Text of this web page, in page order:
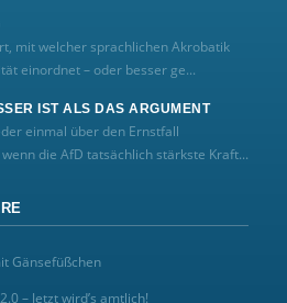
mit welcher sprachlichen Akrobatik
einordnet – oder besser ge...
IST ALS DAS ARGUMENT
einmal über den Ernstfall
die AfD tatsächlich stärkste Kraft...
Gänsefüßchen
– Jetzt wird’s amtlich!